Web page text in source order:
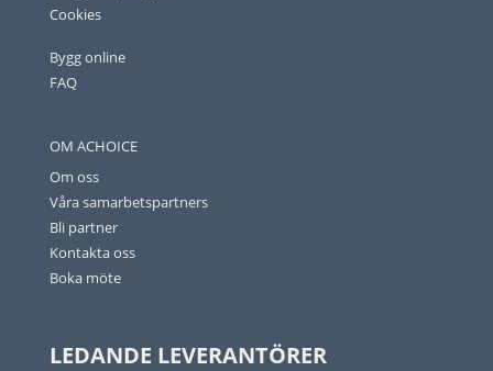
Cookies
Bygg online
FAQ
OM ACHOICE
Om oss
Våra samarbetspartners
Bli partner
Kontakta oss
Boka möte
LEDANDE LEVERANTÖRER